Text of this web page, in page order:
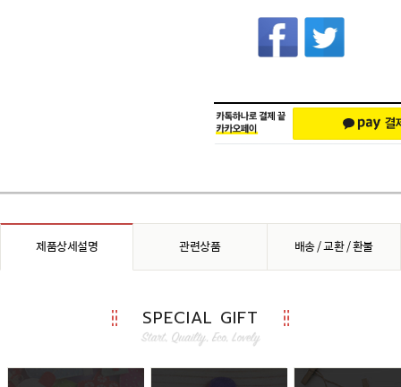
좋은 이유
제품상세설명 관련상품 배송 / 교환 / 환불
SPECIAL GIFT